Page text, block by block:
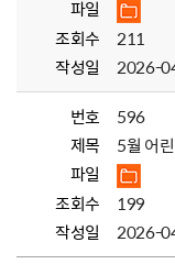
파일
조회수
211
작성일
2026-
번호
596
제목
5월 어
파일
조회수
199
작성일
2026-